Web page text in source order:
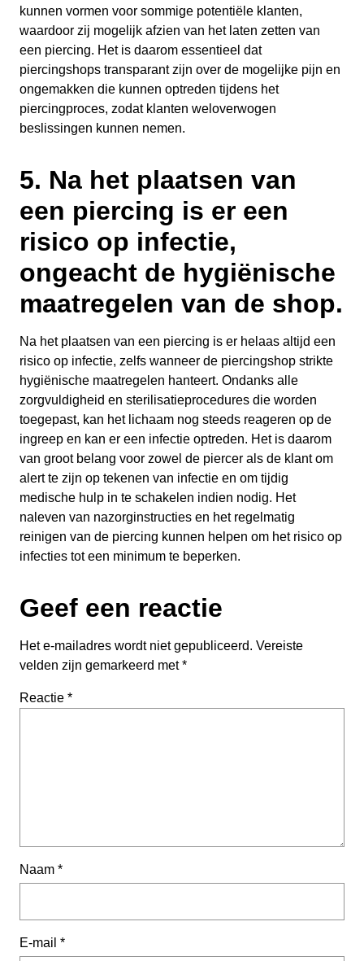
kunnen vormen voor sommige potentiële klanten,
waardoor zij mogelijk afzien van het laten zetten van
een piercing. Het is daarom essentieel dat
piercingshops transparant zijn over de mogelijke pijn en
ongemakken die kunnen optreden tijdens het
piercingproces, zodat klanten weloverwogen
beslissingen kunnen nemen.
5. Na het plaatsen van
een piercing is er een
risico op infectie,
ongeacht de hygiënische
maatregelen van de shop.
Na het plaatsen van een piercing is er helaas altijd een
risico op infectie, zelfs wanneer de piercingshop strikte
hygiënische maatregelen hanteert. Ondanks alle
zorgvuldigheid en sterilisatieprocedures die worden
toegepast, kan het lichaam nog steeds reageren op de
ingreep en kan er een infectie optreden. Het is daarom
van groot belang voor zowel de piercer als de klant om
alert te zijn op tekenen van infectie en om tijdig
medische hulp in te schakelen indien nodig. Het
naleven van nazorginstructies en het regelmatig
reinigen van de piercing kunnen helpen om het risico op
infecties tot een minimum te beperken.
Geef een reactie
Het e-mailadres wordt niet gepubliceerd. Vereiste
velden zijn gemarkeerd met*
Reactie *
Naam *
E-mail *